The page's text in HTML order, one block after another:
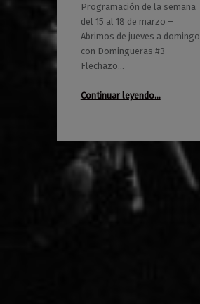
Programación de la semana
del 15 al 18 de marzo –
Abrimos de jueves a domingo
con Domingueras #3 –
Flechazo…
Continuar leyendo“Domingueras #3 en Malasaña: 15-18 de marzo”
…